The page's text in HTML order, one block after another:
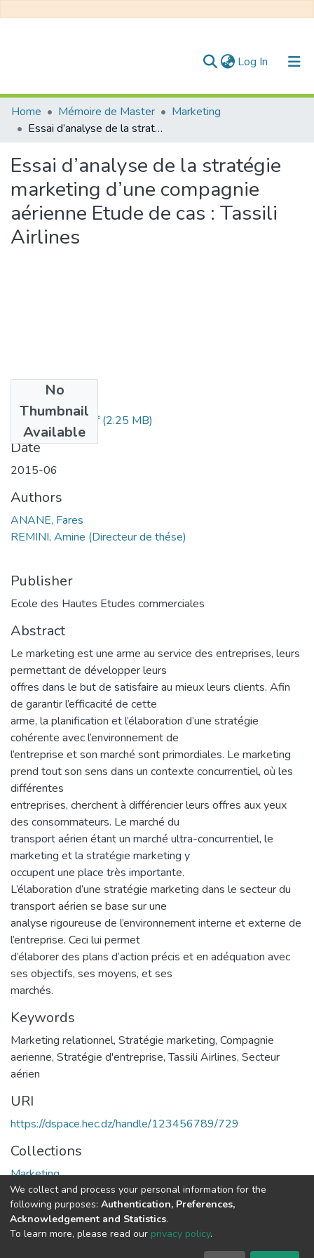
Log In (current)
Communities & Collections
All of DSpace
Statistics
Home Mémoire de Master
Marketing
Essai d’analyse de la stratégie marketing d’une compagnie aérienne Etude de cas : Tassili Airlines
Essai d’analyse de la stratégie
marketing d’une compagnie
aérienne Etude de cas : Tassili
Airlines
No
Thumbnail
Available
ANANE Fares.pdf(2.25 MB)
Date
2015-06
Authors
ANANE, Fares
REMINI, Amine (Directeur de thése)
Publisher
Ecole des Hautes Etudes commerciales
Abstract
Le marketing est une arme au service des entreprises, leurs
permettant de développer leurs
offres dans le but de satisfaire au mieux leurs clients. Afin
de garantir l’efficacité de cette
arme, la planification et l’élaboration d’une stratégie
cohérente avec l’environnement de
l’entreprise et son marché sont primordiales. Le marketing
prend tout son sens dans un contexte concurrentiel, où les
différentes
entreprises, cherchent à différencier leurs offres aux yeux
des consommateurs. Le marché du
transport aérien étant un marché ultra-concurrentiel, le
marketing et la stratégie marketing y
occupent une place très importante.
L’élaboration d’une stratégie marketing dans le secteur du
transport aérien se base sur une
analyse rigoureuse de l’environnement interne et externe de
l’entreprise. Ceci lui permet
d’élaborer des plans d’action précis et en adéquation avec
ses objectifs, ses moyens, et ses
marchés.
Keywords
Marketing relationnel, Stratégie marketing, Compagnie
aerienne, Stratégie d'entreprise,Tassili Airlines, Secteur
aérien
URI
https://dspace.hec.dz/handle/123456789/729
Collections
Marketing
Full item page
DSpace software copyright © 2002-2026
We collect and process your personal information for the
following purposes: Authentication, Preferences,
Acknowledgement and Statistics.
To learn more, please read our privacy policy.